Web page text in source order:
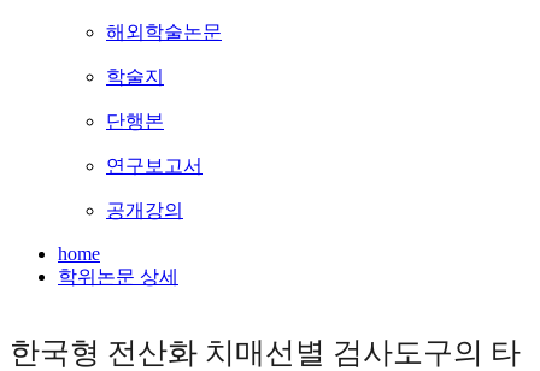
해외학술논문
학술지
단행본
연구보고서
공개강의
home
학위논문 상세
한국형 전산화 치매선별 검사도구의 타